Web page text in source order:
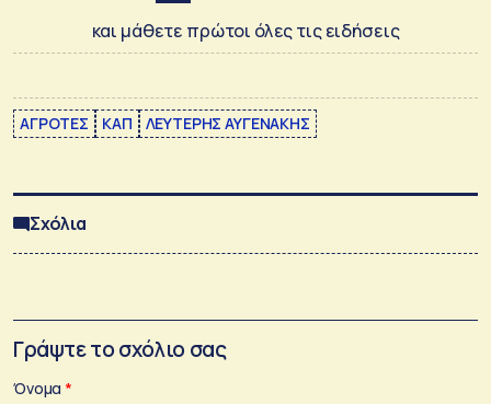
και μάθετε πρώτοι όλες τις ειδήσεις
ΑΓΡΟΤΕΣ ΚΑΠ ΛΕΥΤΕΡΗΣ ΑΥΓΕΝΑΚΗΣ
Σχόλια
Γράψτε το σχόλιο σας
Όνομα